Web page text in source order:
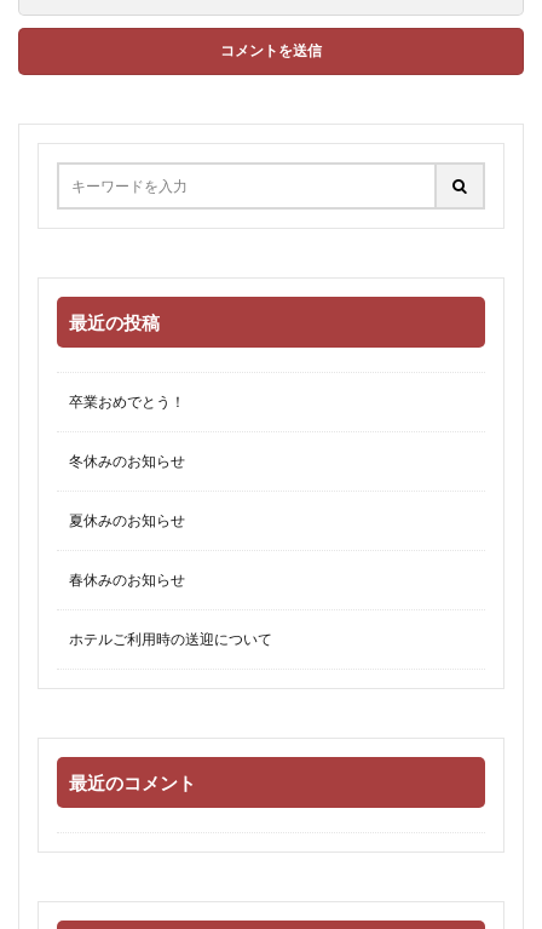
最近の投稿
卒業おめでとう！
冬休みのお知らせ
夏休みのお知らせ
春休みのお知らせ
ホテルご利用時の送迎について
最近のコメント